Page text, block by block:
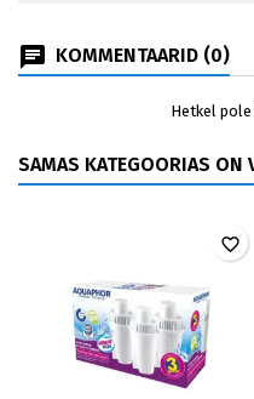
KOMMENTAARID (0)
Hetkel
SAMAS KATEGOORIAS ON
favorite_border